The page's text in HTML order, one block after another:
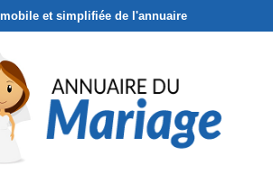
et simplifiée de l'annuaire